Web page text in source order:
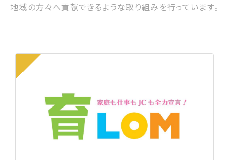
地域の方々へ貢献できるような取り組みを行っています。